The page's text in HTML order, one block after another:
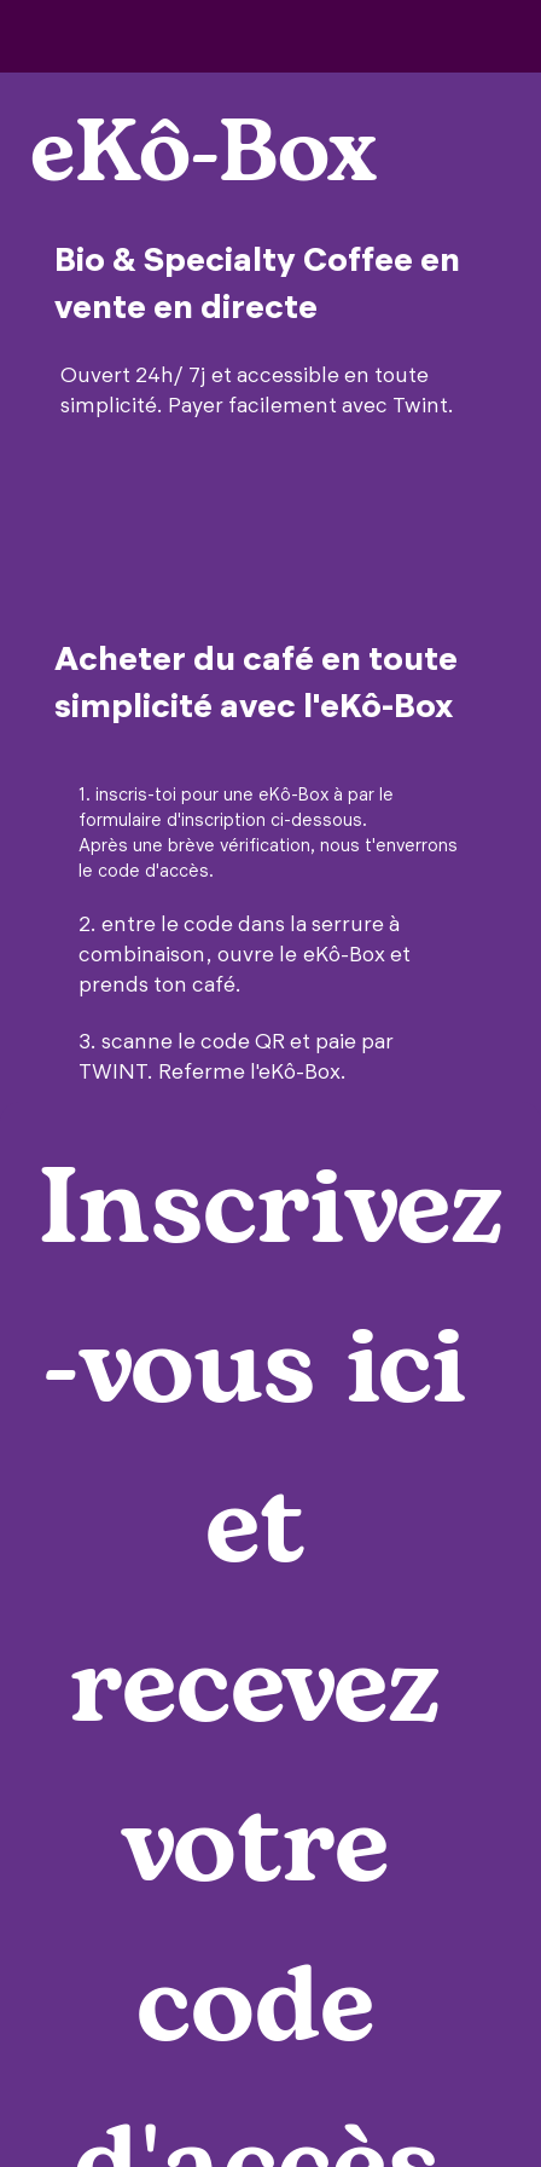
eKô-Box
Ouvert 24h/ 7j et accessible en toute
simplicité. Payer facilement avec Twint.
Bio & Specialty Coffee en
vente en directe
Acheter du café en toute
simplicité avec l'eKô-Box
1. inscris-toi pour une eKô-Box à par le
formulaire d'inscription ci-dessous.
Après une brève vérification, nous t'enverrons
le code d'accès.
2. entre le code dans la serrure à
combinaison, ouvre le eKô-Box et
prends ton café.
3. scanne le code QR et paie par
TWINT. Referme l'eKô-Box.
Inscrivez
-vous ici
et
recevez
votre
code